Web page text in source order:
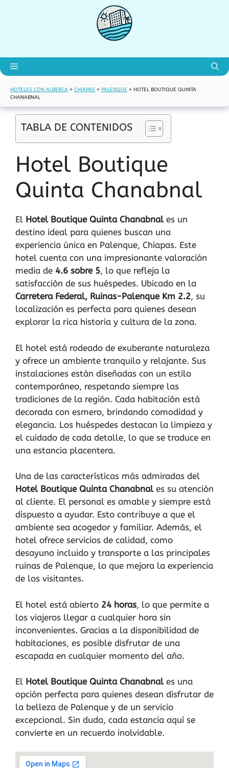
Menú
HOTELES CON ALBERCA » CHIAPAS » PALENQUE » HOTEL BOUTIQUE QUINTA
CHANABNAL
TABLA DE CONTENIDOS
Hotel Boutique
Quinta Chanabnal
El Hotel Boutique Quinta Chanabnales un
destino ideal para quienes buscan una
experiencia única en Palenque, Chiapas. Este
hotel cuenta con una impresionante valoración
media de 4.6 sobre 5, lo que refleja la
satisfacción de sus huéspedes. Ubicado en la
Carretera Federal, Ruinas-Palenque Km 2.2, su
localización es perfecta para quienes desean
explorar la rica historia y cultura de la zona.
El hotel está rodeado de exuberante naturaleza
y ofrece un ambiente tranquilo y relajante. Sus
instalaciones están diseñadas con un estilo
contemporáneo, respetando siempre las
tradiciones de la región. Cada habitación está
decorada con esmero, brindando comodidad y
elegancia. Los huéspedes destacan la limpieza y
el cuidado de cada detalle, lo que se traduce en
una estancia placentera.
Una de las características más admiradas del
Hotel Boutique Quinta Chanabnales su atención
al cliente. El personal es amable y siempre está
dispuesto a ayudar. Esto contribuye a que el
ambiente sea acogedor y familiar. Además, el
hotel ofrece servicios de calidad, como
desayuno incluido y transporte a las principales
ruinas de Palenque, lo que mejora la experiencia
de los visitantes.
El hotel está abierto 24 horas, lo que permite a
los viajeros llegar a cualquier hora sin
inconvenientes. Gracias a la disponibilidad de
habitaciones, es posible disfrutar de una
escapada en cualquier momento del año.
El Hotel Boutique Quinta Chanabnales una
opción perfecta para quienes desean disfrutar de
la belleza de Palenque y de un servicio
excepcional. Sin duda, cada estancia aquí se
convierte en un recuerdo inolvidable.